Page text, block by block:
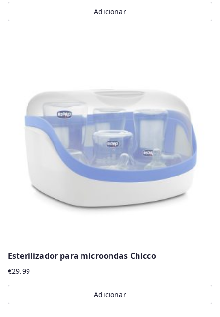
Adicionar
Esterilizador para microondas Chicco
€29.99
Adicionar